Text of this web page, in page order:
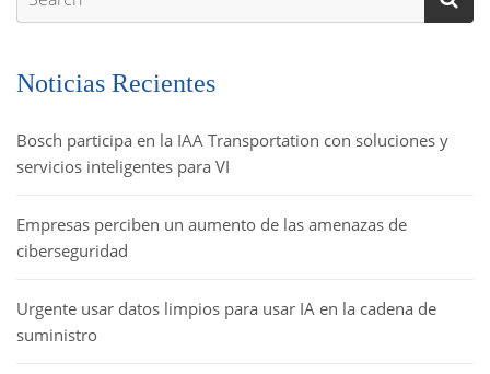
Noticias Recientes
Bosch participa en la IAA Transportation con soluciones y
servicios inteligentes para VI
Empresas perciben un aumento de las amenazas de
ciberseguridad
Urgente usar datos limpios para usar IA en la cadena de
suministro